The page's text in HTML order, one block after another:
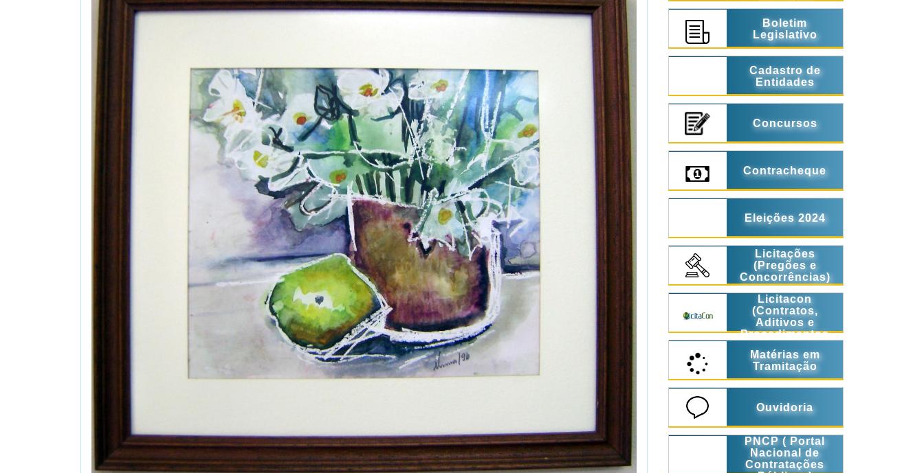
Boletim
Legislativo
Cadastro de
Entidades
Concursos
Contracheque
Eleições 2024
Licitações
(Pregões e
Concorrências)
Licitacon
(Contratos,
Aditivos e
Procedimentos
Matérias em
Tramitação
Ouvidoria
PNCP ( Portal
Nacional de
Contratações